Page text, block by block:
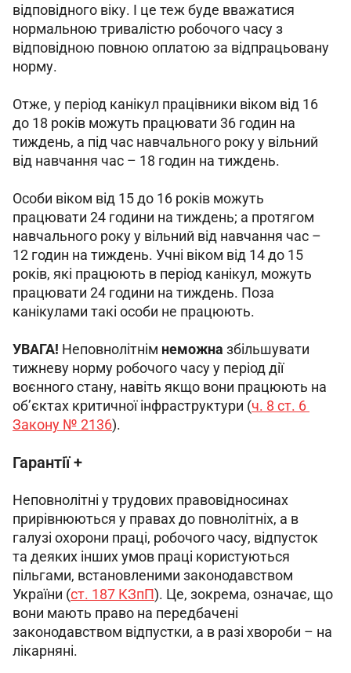
відповідного віку. І це теж буде вважатися
нормальною тривалістю робочого часу з
відповідною повною оплатою за відпрацьовану
норму.
Отже, у період канікул працівники віком від 16
до 18 років можуть працювати 36 годин на
тиждень, а під час навчального року у вільний
від навчання час – 18 годин на тиждень.
Особи віком від 15 до 16 років можуть
працювати 24 години на тиждень; а протягом
навчального року у вільний від навчання час –
12 годин на тиждень. Учні віком від 14 до 15
років, які працюють в період канікул, можуть
працювати 24 години на тиждень. Поза
канікулами такі особи не працюють.
УВАГА! Неповнолітнім неможна збільшувати
тижневу норму робочого часу у період дії
воєнного стану, навіть якщо вони працюють на
об’єктах критичної інфраструктури (ч. 8 ст. 6
Закону № 2136).
Гарантії +
Неповнолітні у трудових правовідносинах
прирівнюються у правах до повнолітніх, а в
галузі охорони праці, робочого часу, відпусток
та деяких інших умов праці користуються
пільгами, встановленими законодавством
України (ст. 187 КЗпП). Це, зокрема, означає, що
вони мають право на передбачені
законодавством відпустки, а в разі хвороби – на
лікарняні.